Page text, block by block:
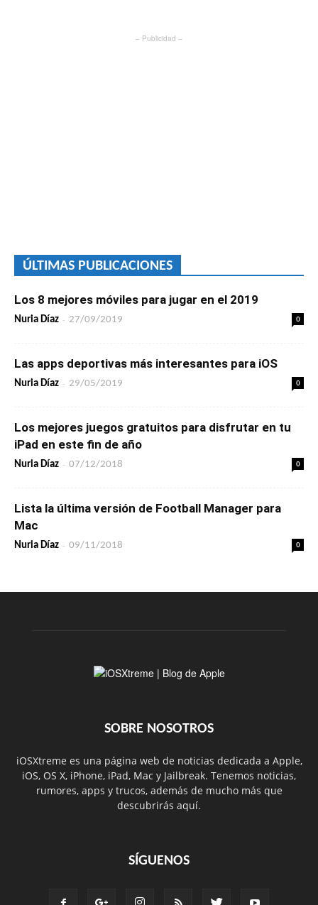
– Publicidad –
ÚLTIMAS PUBLICACIONES
Los 8 mejores móviles para jugar en el 2019
Nuria Díaz - 27/09/2019 0
Las apps deportivas más interesantes para iOS
Nuria Díaz - 29/05/2019 0
Los mejores juegos gratuitos para disfrutar en tu
iPad en este fin de año
Nuria Díaz - 07/12/2018 0
Lista la última versión de Football Manager para
Mac
Nuria Díaz - 09/11/2018 0
SOBRE NOSOTROS
iOSXtreme es una página web de noticias dedicada a Apple,
iOS, OS X, iPhone, iPad, Mac y Jailbreak. Tenemos noticias,
rumores, apps y trucos, además de mucho más que
descubrirás aquí.
SÍGUENOS